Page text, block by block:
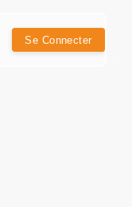
Se Connecter